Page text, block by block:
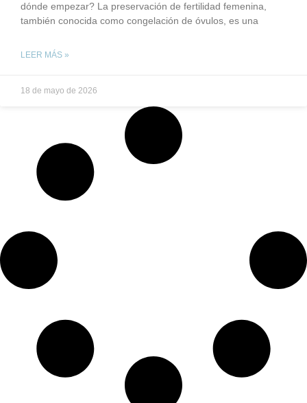
dónde empezar? La preservación de fertilidad femenina,
también conocida como congelación de óvulos, es una
LEER MÁS »
18 de mayo de 2026